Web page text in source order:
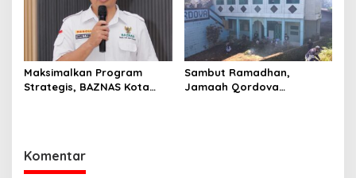
Maksimalkan Program
Strategis, BAZNAS Kota
Sambut Ramadhan,
Jamaah Qordova
Komentar